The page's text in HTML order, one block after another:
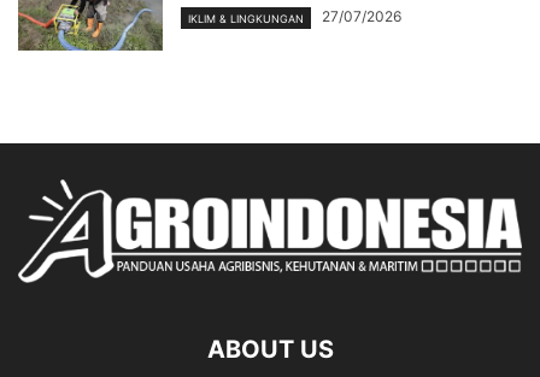
IKLIM & LINGKUNGAN 27/07/2026
ABOUT US